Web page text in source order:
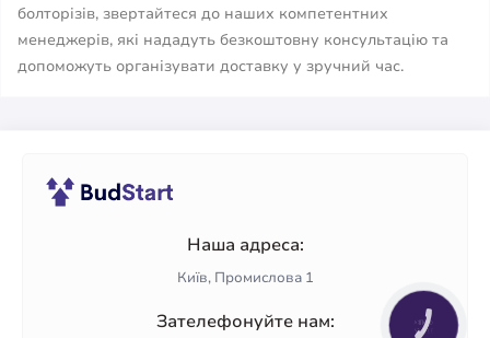
болторізів, звертайтеся до наших компетентних
менеджерів, які нададуть безкоштовну консультацію та
допоможуть організувати доставку у зручний час.
Наша адреса:
Київ, Промислова 1
Зателефонуйте нам: КНОПКА
ЗВ'ЯЗКУ